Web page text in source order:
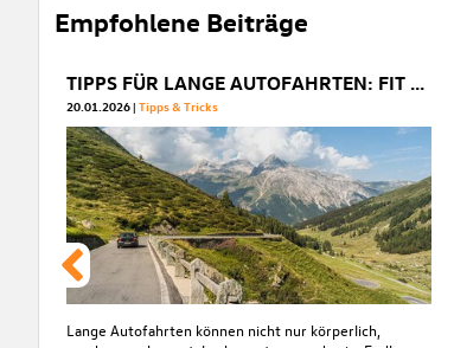
Empfohlene Beiträge
TIPPS FÜR LANGE AUTOFAHRTEN: FIT & FOKUSSIERT ANS ZIEL
20.01.2026 Tipps & Tricks
Lange Autofahrten können nicht nur körperlich,